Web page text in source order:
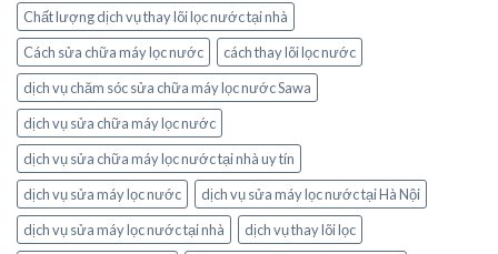
Chất lượng dịch vụ thay lõi lọc nước tại nhà
Cách sửa chữa máy lọc nước
cách thay lõi lọc nước
dịch vụ chăm sóc sửa chữa máy lọc nước Sawa
dịch vụ sửa chữa máy lọc nước
dịch vụ sửa chữa máy lọc nước tại nhà uy tín
dịch vụ sửa máy lọc nước
dịch vụ sửa máy lọc nước tại Hà Nội
dịch vụ sửa máy lọc nước tại nhà
dịch vụ thay lõi lọc